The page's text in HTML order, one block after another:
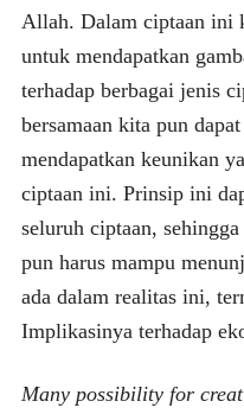
Allah. Dalam ciptaan ini
untuk mendapatkan
terhadap berbagai jenis
bersamaan kita pun
mendapatkan keunikan
ciptaan ini. Prinsip ini
seluruh ciptaan,
pun harus mampu
ada dalam realitas ini,
Implikasinya terhadap
Many possibility for